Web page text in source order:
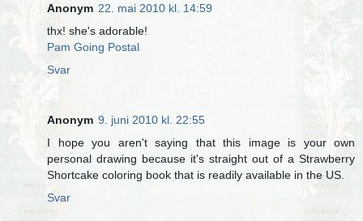
Anonym 22. mai 2010 kl. 14:59
thx! she's adorable!
Pam Going Postal
Svar
Anonym 9. juni 2010 kl. 22:55
I hope you aren't saying that this image is your own
personal drawing because it's straight out of a Strawberry
Shortcake coloring book that is readily available in the US.
Svar